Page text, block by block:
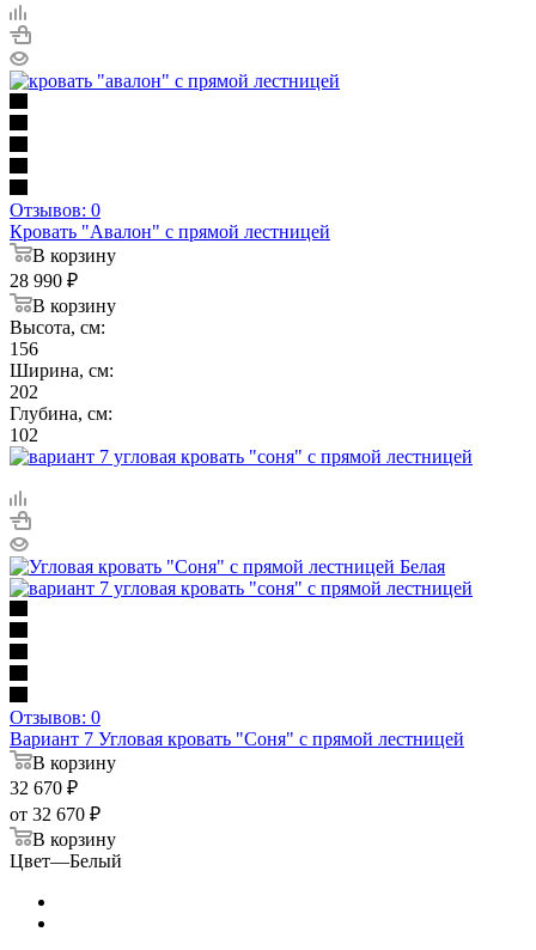
Отзывов: 0
Кровать "Авалон" с прямой лестницей
В корзину
28 990 ₽
В корзину
Высота, см:
156
Ширина, см:
202
Глубина, см:
102
Отзывов: 0
Вариант 7 Угловая кровать "Соня" с прямой лестницей
В корзину
32 670 ₽
от 32 670 ₽
В корзину
Цвет—Белый